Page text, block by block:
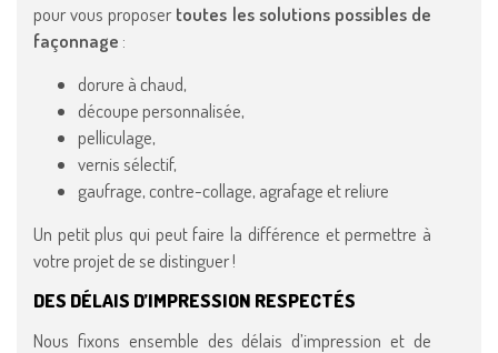
pour vous proposer toutes les solutions possibles de
façonnage :
dorure à chaud,
découpe personnalisée,
pelliculage,
vernis sélectif,
gaufrage, contre-collage, agrafage et reliure
Un petit plus qui peut faire la différence et permettre à
votre projet de se distinguer !
DES DÉLAIS D’IMPRESSION RESPECTÉS
Nous fixons ensemble des délais d’impression et de